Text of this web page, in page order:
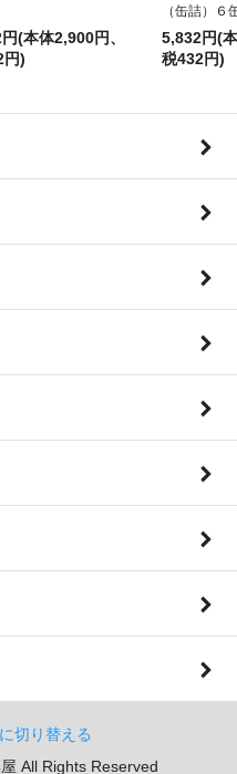
(本体2,900円、
円)
（缶詰）６
5,832円(
税432円)
切り替える
All Rights Reserved